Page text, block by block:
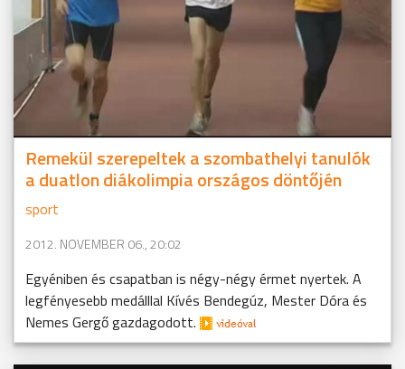
Remekül szerepeltek a szombathelyi tanulók
a duatlon diákolimpia országos döntőjén
sport
2012. NOVEMBER 06., 20:02
Egyéniben és csapatban is négy-négy érmet nyertek. A
legfényesebb medálllal Kívés Bendegúz, Mester Dóra és
Nemes Gergő gazdagodott.